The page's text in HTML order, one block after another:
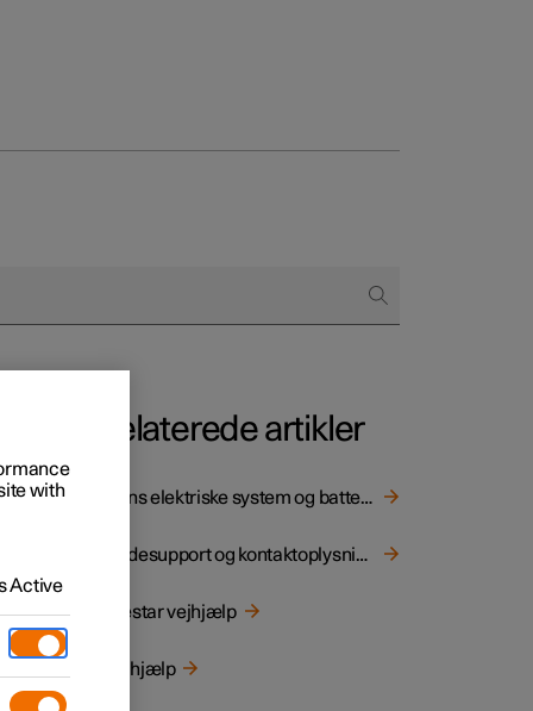
Det
Relaterede artikler
Bilens elektriske system og batterier
Kundesupport og kontaktoplysninger
Polestar vejhjælp
Nødhjælp
with
Active